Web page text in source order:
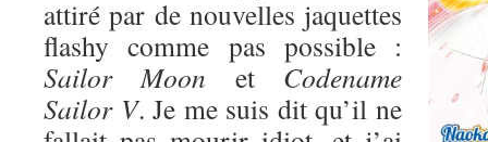
attiré par de nouvelles jaquettes
flashy comme pas possible :
Sailor Moon et Codename
Sailor V. Je me suis dit qu’il ne